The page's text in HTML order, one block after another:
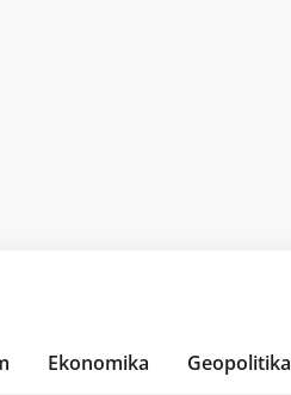
Ekonomika Geopolitika